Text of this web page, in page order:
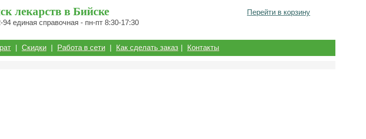
лекарств в Бийске
94 единая справочная - пн-пт 8:30-17:30
Перейти в корзину
| Скидки | Работа в сети | Как сделать заказ | Контакты